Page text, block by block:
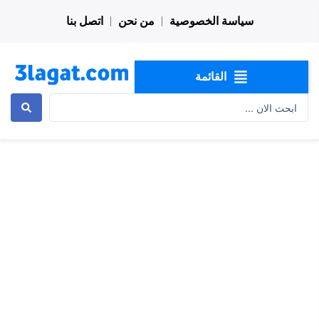
سياسة الخصوصية من نحن اتصل بنا
القائمة